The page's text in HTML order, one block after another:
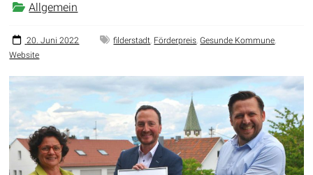
Allgemein
20. Juni 2022 filderstadt, Förderpreis,Gesunde Kommune,
Website